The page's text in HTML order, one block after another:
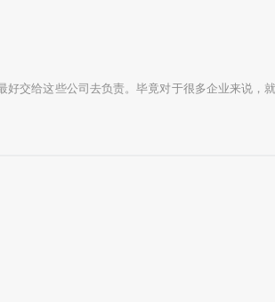
给这些公司去负责。毕竟对于很多企业来说，